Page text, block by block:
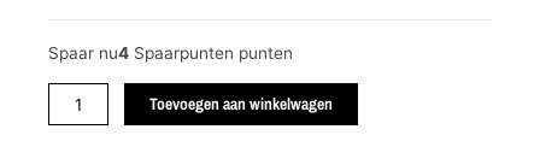
Spaar nu4 Spaarpunten punten
Carys
Toevoegen aan winkelwagen